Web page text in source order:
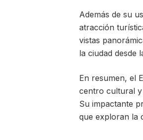
Además de su
atracción
vistas
la ciudad desde
En resumen, el
centro cultural y
Su impactante
que exploran la